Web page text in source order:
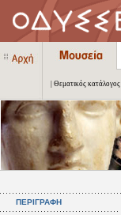
| Θεματικός κατάλογος
ΠΕΡΙΓΡΑΦΗ